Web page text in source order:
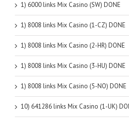
1) 6000 links Mix Casino (SW) DONE
1) 8008 links Mix Casino (1-CZ) DONE
1) 8008 links Mix Casino (2-HR) DONE
1) 8008 links Mix Casino (3-HU) DONE
1) 8008 links Mix Casino (5-NO) DONE
10) 641286 links Mix Casino (1-UK)